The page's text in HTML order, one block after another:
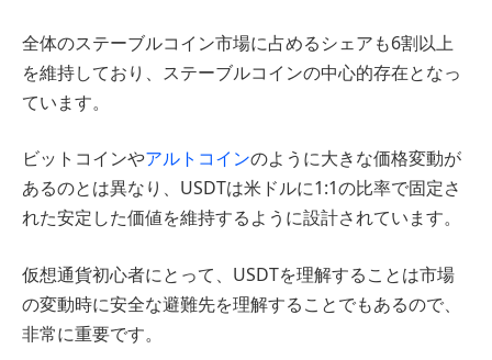
全体のステーブルコイン市場に占めるシェアも6割以上
を維持しており、ステーブルコインの中心的存在となっ
ています。
ビットコインやアルトコインのように大きな価格変動が
あるのとは異なり、USDTは米ドルに1:1の比率で固定さ
れた安定した価値を維持するように設計されています。
仮想通貨初心者にとって、USDTを理解することは市場
の変動時に安全な避難先を理解することでもあるので、
非常に重要です。